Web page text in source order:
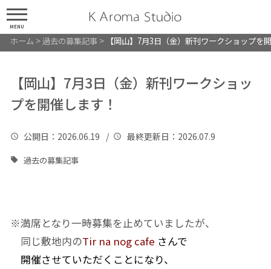
MENU
ホーム >過去の募集記事> 【岡山】7月3日（金）新刊ワークショップを
【岡山】7月3日（金）新刊ワークショッ
プを開催します！
公開日 ：2026.06.19 / 最終更新日 ：2026.07.9
過去の募集記事
※満席となり一時募集を止めていましたが、
同じ敷地内のTir na nog cafe さんで
開催させていただくことになり、